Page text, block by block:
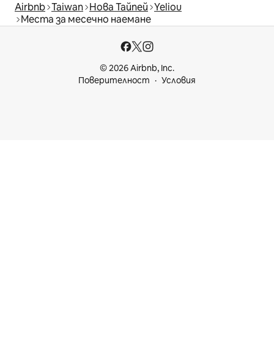
Airbnb Taiwan Нова Тайпей Yeliou
Места за месечно наемане
© 2026 Airbnb, Inc.
Поверителност
Условия